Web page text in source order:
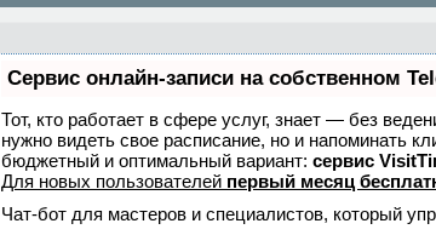
Сервис онлайн-записи на собственном
Тот, кто работает в сфере услуг, знает — без
нужно видеть свое расписание, но и напоминать
бюджетный и оптимальный вариант: сервис
Для новых пользователей первый месяц
Чат-бот для мастеров и специалистов, который